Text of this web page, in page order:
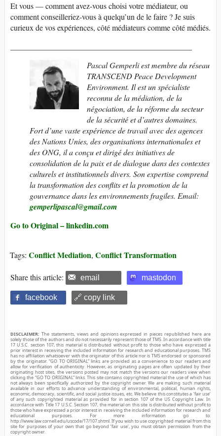
Et vous — comment avez-vous choisi votre médiateur, ou
comment conseilleriez-vous à quelqu’un de le faire ? Je suis
curieux de vos expériences, côté médiateurs comme côté médiés.
Pascal Gemperli est membre du réseau
TRANSCEND Peace Development
Environment. Il est un spécialiste
reconnu de la médiation, de la
négociation, de la réforme du secteur
de la sécurité et d’autres domaines.
Fort d’une vaste expérience de travail avec des agences
des Nations Unies, des organisations internationales et
des ONG, il a conçu et dirigé des initiatives de
consolidation de la paix et de dialogue dans des contextes
culturels et institutionnels divers. Son expertise comprend
la transformation des conflits et la promotion de la
gouvernance dans les environnements fragiles. Email:
gemperlipascal@gmail.com
Go to Original – linkedin.com
Tags: Conflict Mediation, Conflict Transformation
Share this article: email mastodon
facebook 🔗 copy link
DISCLAIMER: The statements, views and opinions expressed in pieces republished here are
solely those of the authors and do not necessarily represent those of TMS. In accordance with title
17 U.S.C. section 107, this material is distributed without profit to those who have expressed a
prior interest in receiving the included information for research and educational purposes. TMS
has no affiliation whatsoever with the originator of this article nor is TMS endorsed or sponsored
by the originator. “GO TO ORIGINAL” links are provided as a convenience to our readers and
allow for verification of authenticity. However, as originating pages are often updated by their
originating host sites, the versions posted may not match the versions our readers view when
clicking the “GO TO ORIGINAL” links. This site contains copyrighted material the use of which has
not always been specifically authorized by the copyright owner. We are making such material
available in our efforts to advance understanding of environmental, political, human rights,
economic, democracy, scientific, and social justice issues, etc. We believe this constitutes a ‘fair use’
of any such copyrighted material as provided for in section 107 of the US Copyright Law. In
accordance with Title 17 U.S.C. Section 107, the material on this site is distributed without profit to
those who have expressed a prior interest in receiving the included information for research and
educational purposes. For more information go to:
http://www.law.cornell.edu/uscode/17/107.shtml. If you wish to use copyrighted material from this
site for purposes of your own that go beyond ‘fair use’, you must obtain permission from the
copyright owner.